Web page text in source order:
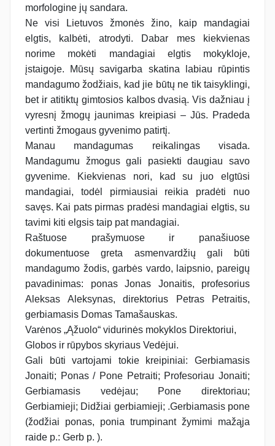
morfologine jų sandara.
Ne visi Lietuvos žmonės žino, kaip mandagiai
elgtis, kalbėti, atrodyti. Dabar mes kiekvienas
norime mokėti mandagiai elgtis mokykloje,
įstaigoje. Mūsų savigarba skatina labiau rūpintis
mandagumo žodžiais, kad jie būtų ne tik taisyklingi,
bet ir atitiktų gimtosios kalbos dvasią. Vis dažniau į
vyresnį žmogų jaunimas kreipiasi – Jūs. Pradeda
vertinti žmogaus gyvenimo patirtį.
Manau mandagumas reikalingas visada.
Mandagumu žmogus gali pasiekti daugiau savo
gyvenime. Kiekvienas nori, kad su juo elgtūsi
mandagiai, todėl pirmiausiai reikia pradėti nuo
savęs. Kai pats pirmas pradėsi mandagiai elgtis, su
tavimi kiti elgsis taip pat mandagiai.
Raštuose prašymuose ir panašiuose
dokumentuose greta asmenvardžių gali būti
mandagumo žodis, garbės vardo, laipsnio, pareigų
pavadinimas: ponas Jonas Jonaitis, profesorius
Aleksas Aleksynas, direktorius Petras Petraitis,
gerbiamasis Domas Tamašauskas.
Varėnos „Ąžuolo“ vidurinės mokyklos Direktoriui,
Globos ir rūpybos skyriaus Vedėjui.
Gali būti vartojami tokie kreipiniai: Gerbiamasis
Jonaiti; Ponas / Pone Petraiti; Profesoriau Jonaiti;
Gerbiamasis vedėjau; Pone direktoriau;
Gerbiamieji; Didžiai gerbiamieji; .Gerbiamasis pone
(žodžiai ponas, ponia trumpinant žymimi mažąja
raide p.: Gerb p. ).